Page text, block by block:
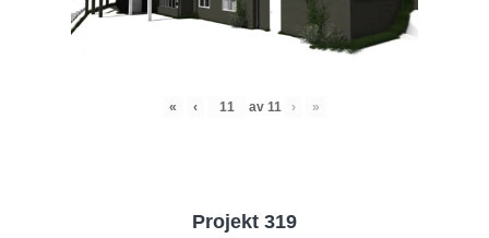
« ‹ av 11 › »
Projekt 319